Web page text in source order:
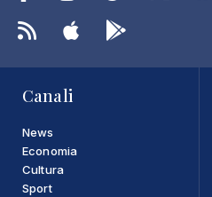
Canali
News
Economia
Cultura
Sport